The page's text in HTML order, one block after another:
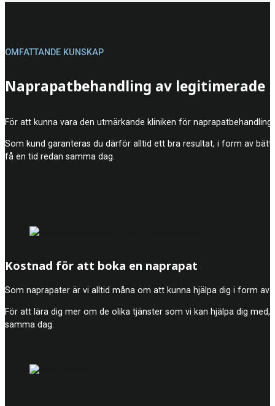
Naprapatbehandling av legitimerade
För att kunna vara den utmärkande kliniken för
Som kund garanteras du därför alltid ett bra resultat, i form av
få en tid redan samma dag.
OMFATTANDE KUNSKAP
Kostnad för att boka en naprapat
Som naprapater är vi alltid måna om att kunna hjälpa dig i form
För att lära dig mer om de olika tjänster som vi kan hjälpa dig
samma dag.